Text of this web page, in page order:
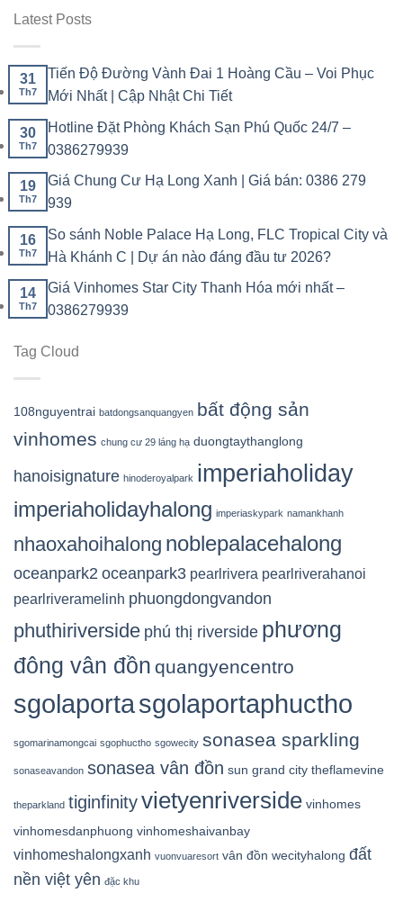
Latest Posts
31
Th7
Tiến Độ Đường Vành Đai 1 Hoàng Cầu – Voi Phục
Mới Nhất | Cập Nhật Chi Tiết
30
Th7
Hotline Đặt Phòng Khách Sạn Phú Quốc 24/7 –
0386279939
19
Th7
Giá Chung Cư Hạ Long Xanh | Giá bán: 0386 279
939
16
Th7
So sánh Noble Palace Hạ Long, FLC Tropical City và
Hà Khánh C | Dự án nào đáng đầu tư 2026?
14
Th7
Giá Vinhomes Star City Thanh Hóa mới nhất –
0386279939
Tag Cloud
108nguyentrai batdongsanquangyen bất động sản
vinhomes chung cư 29 láng hạ duongtaythanglong
hanoisignature hinoderoyalpark imperiaholiday
imperiaholidayhalong imperiaskypark namankhanh
nhaoxahoihalong noblepalacehalong
oceanpark2 oceanpark3 pearlrivera pearlriverahanoi
pearlriveramelinh phuongdongvandon
phuthiriverside phú thị riverside phương
đông vân đồn quangyencentro
sgolaportasgolaportaphuctho
sgomarinamongcai sgophuctho sgowecity sonasea sparkling
sonaseavandon sonasea vân đồn sun grand city theflamevine
theparkland tiginfinityvietyenriverside vinhomes
vinhomesdanphuong vinhomeshaivanbay
vinhomeshalongxanh vuonvuaresort vân đồn wecityhalong đất
nền việt yên đặc khu